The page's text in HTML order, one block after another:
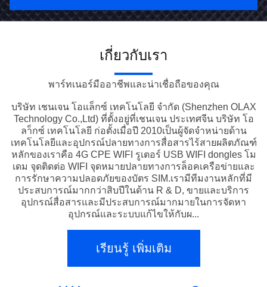
เกี่ยวกับเรา
พาร์ทเนอร์มืออาชีพและน่าเชื่อถือของคุณ
บริษัท เชนเจน โอแล็กซ์ เทคโนโลยี จํากัด (Shenzhen OLAX
Technology Co.,Ltd) ที่ตั้งอยู่ที่เชนเจน ประเทศจีน บริษัท โอ
ลา็กซ์ เทคโนโลยี ก่อตั้งเมื่อปี 2010เป็นผู้จัดจําหน่ายด้าน
เทคโนโลยีและอุปกรณ์ปลายทางการสื่อสารไร้สายผลิตภัณฑ์
หลักของเราคือ 4G CPE WIFI รูเตอร์ USB WIFI dongles โม
เดม จุดติดต่อ WIFI จุดหมายปลายทางการล็อคเครือข่ายและ
การรักษาความปลอดภัยของบัตร SIM.เรามีทีมงานหลักที่มี
ประสบการณ์มากกว่าสิบปีในด้าน R & D, ขายและบริการ
อุปกรณ์สื่อสารและมีประสบการณ์มากมายในการจัดหา
อุปกรณ์และระบบแก้ไขให้กับผ...
เรียนรู้ เพิ่มเติม